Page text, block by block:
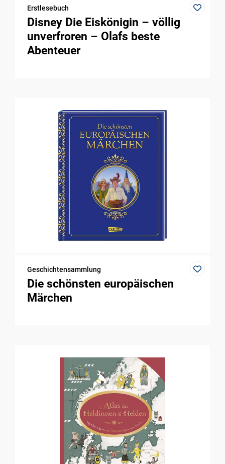
Erstlesebuch
Disney Die Eiskönigin – völlig
unverfroren – Olafs beste
Abenteuer
Geschichtensammlung
Die schönsten europäischen
Märchen